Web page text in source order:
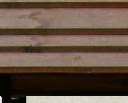
jutro ;)